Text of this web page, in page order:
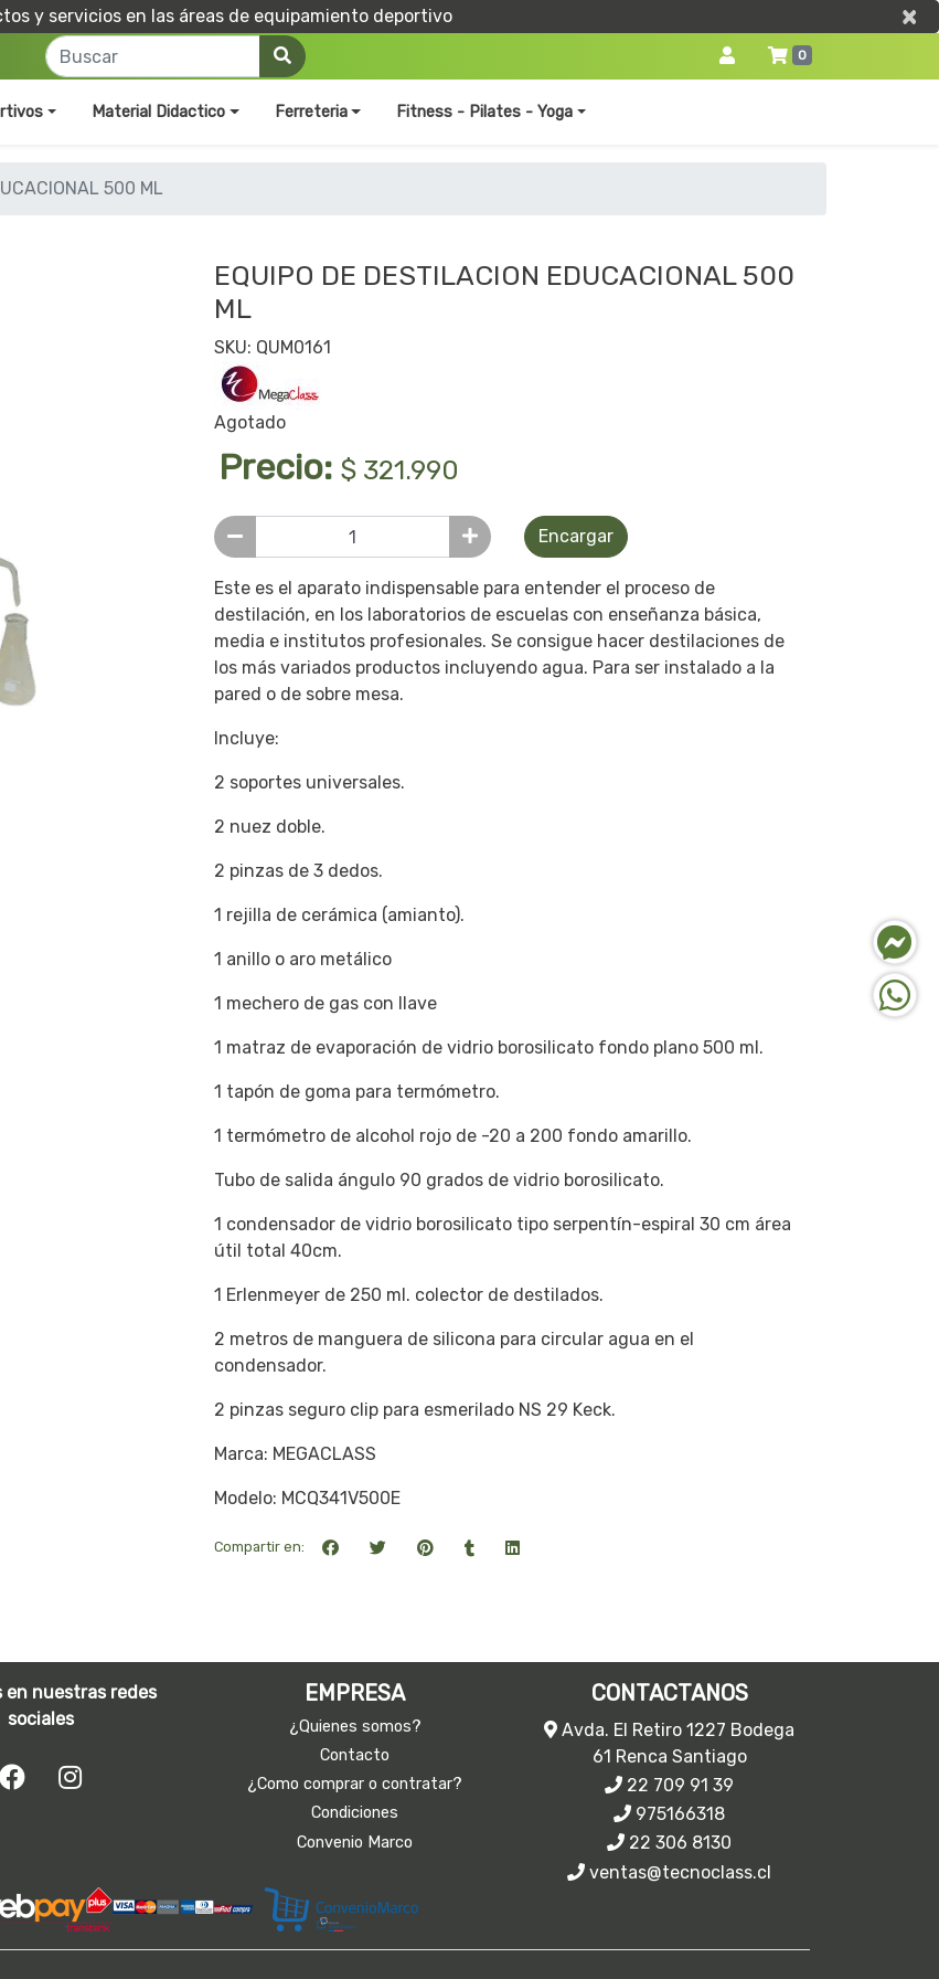
y servicios en las áreas de equipamiento deportivo ×
×
0
Material Didactico Ferreteria Fitness - Pilates - Yoga
500 ML
EQUIPO DE DESTILACION EDUCACIONAL 500
ML
SKU: QUM0161
Agotado
Precio: $ 321.990
Encargar
Este es el aparato indispensable para entender el proceso de
destilación, en los laboratorios de escuelas con enseñanza básica,
media e institutos profesionales. Se consigue hacer destilaciones de
los más variados productos incluyendo agua. Para ser instalado a la
pared o de sobre mesa.
Incluye:
2 soportes universales.
2 nuez doble.
2 pinzas de 3 dedos.
1 rejilla de cerámica (amianto).
1 anillo o aro metálico
1 mechero de gas con llave
1 matraz de evaporación de vidrio borosilicato fondo plano 500 ml.
1 tapón de goma para termómetro.
1 termómetro de alcohol rojo de -20 a 200 fondo amarillo.
Tubo de salida ángulo 90 grados de vidrio borosilicato.
1 condensador de vidrio borosilicato tipo serpentín-espiral 30 cm área
útil total 40cm.
1 Erlenmeyer de 250 ml. colector de destilados.
2 metros de manguera de silicona para circular agua en el
condensador.
2 pinzas seguro clip para esmerilado NS 29 Keck.
Marca: MEGACLASS
Modelo: MCQ341V500E
Compartir en:
en nuestras redes
sociales
EMPRESA
¿Quienes somos?
Contacto
¿Como comprar o contratar?
Condiciones
Convenio Marco
CONTACTANOS
Avda. El Retiro 1227 Bodega
61 Renca Santiago
22 709 91 39
975166318
22 306 8130
ventas@tecnoclass.cl